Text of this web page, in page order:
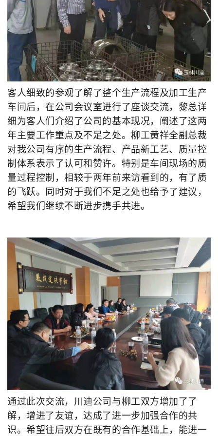
客人细致的参观了解了整个生产流程及加工生产
车间后，在公司会议室进行了座谈交流，黎总详
细为客人们介绍了公司的基本现况，阐述了这两
年主要工作重点及不足之处。柳工黄祥全副总裁
对我公司有序的生产流程、产品新工艺、质量控
制体系表示了认可和赞许。特别是车间现场的质
量过程控制，相较于两年前来访看到的，有了质
的飞跃。同时对于我们不足之处也给予了建议，
希望我们继续不断进步携手共进。
通过此次交流，川迪公司与柳工双方增加了了
解，增进了友谊，达成了进一步加强合作的共
识。希望往后双方在既有的合作基础上，能进一